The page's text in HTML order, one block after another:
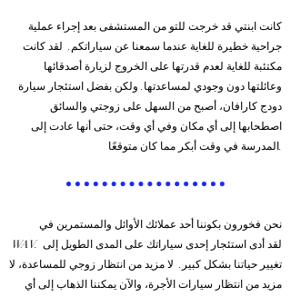
كانت ابنتي قد خرجت للتو من المستشفى بعد إجراء عملية
جراحية خطيرة للغاية عندما سمعنا عن سياراتكم. لقد كانت
مكتئبة للغاية لعدم قدرتها على الخروج لزيارة أصدقائها
وعائلتها دون وجودي لمساعدتها. ولكن بفضل استئجار سيارة
دودج كارافان، أصبح من السهل على زوجتي والسائق
اصطحابها إلى أي مكان وفي أي وقت، حتى أنها عادت إلى
المدرسة في وقت أبكر مما كان متوقعًا.
نحن فخورون بكوننا أحد عملائك الأوائل والمستمرين في
WAV. لقد أدى استئجار إحدى سياراتك على المدى الطويل إلى
تغيير حياتنا بشكل كبير. لا مزيد من انتظار زوجي للمساعدة، لا
مزيد من انتظار سيارات الأجرة، والآن يمكننا الذهاب إلى أي